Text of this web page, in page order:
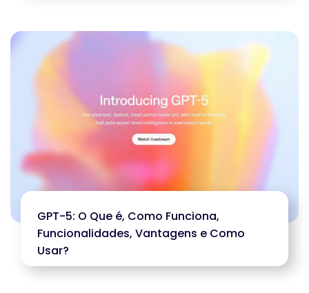
GPT-5: O Que é, Como Funciona,
Funcionalidades, Vantagens e Como
Usar?